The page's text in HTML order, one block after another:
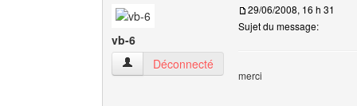
vb-6
vb-6 Voir le profil de l'utilisateur
Déconnecté
29/06/2008, 16 h 31
Sujet du message:
merci